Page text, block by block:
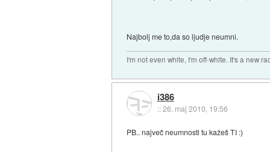
Najbolj me to,da so ljudje neumni.
I'm not even white, I'm off-white. It's a new
i386
::26. maj 2010, 19:56
PB.. največ neumnosti tu kažeš TI :)